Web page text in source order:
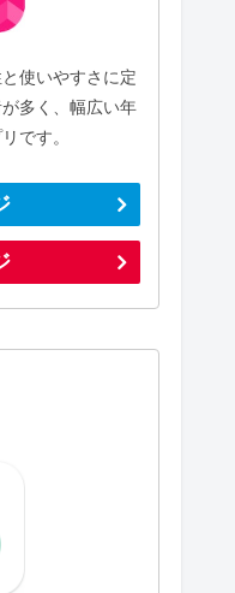
使いやすさに定
多く、幅広い年
です。